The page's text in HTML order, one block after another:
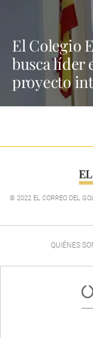
El Colegio
busca líder
proyecto
© 2022 EL CORREO DEL
QUIÉNES